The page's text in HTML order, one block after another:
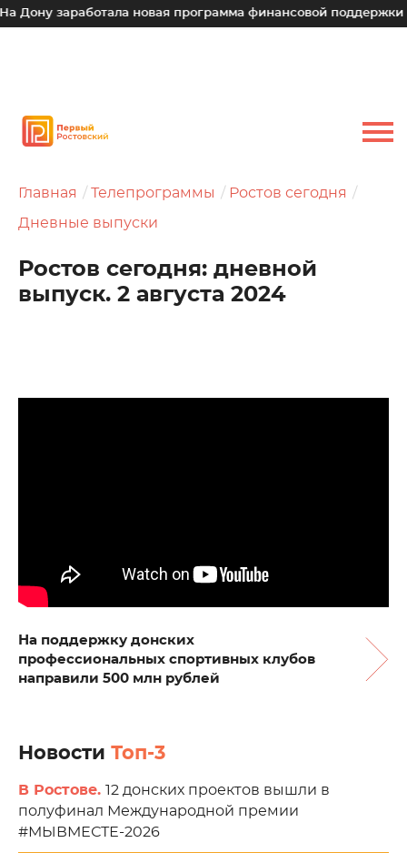
заработала новая программа финансовой поддержки для
Главная Телепрограммы Ростов сегодня
Дневные выпуски
Ростов сегодня: дневной
выпуск. 2 августа 2024
На поддержку донских
профессиональных спортивных клубов
направили 500 млн рублей
Новости Топ-3
В Ростове. 12 донских проектов вышли в
полуфинал Международной премии
#МЫВМЕСТЕ-2026